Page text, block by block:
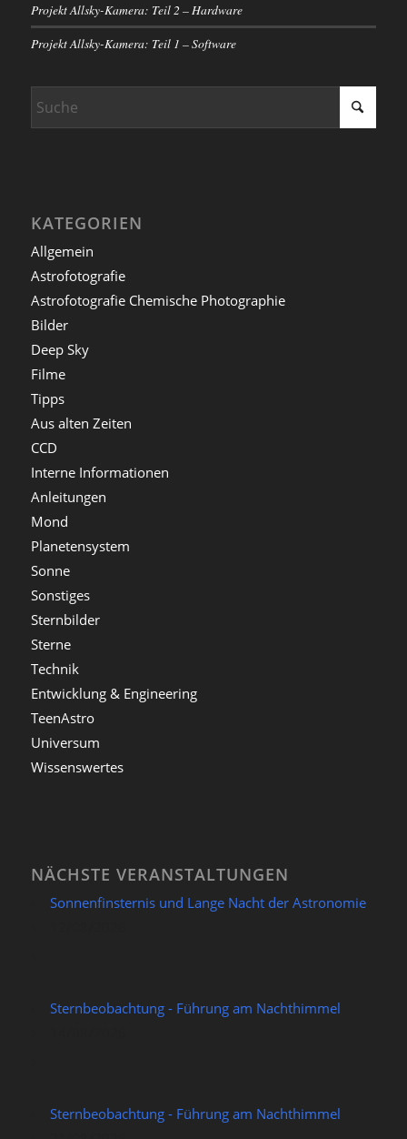
Projekt Allsky-Kamera: Teil 2 – Hardware
Projekt Allsky-Kamera: Teil 1 – Software
KATEGORIEN
Allgemein
Astrofotografie
Astrofotografie Chemische Photographie
Bilder
Deep Sky
Filme
Tipps
Aus alten Zeiten
CCD
Interne Informationen
Anleitungen
Mond
Planetensystem
Sonne
Sonstiges
Sternbilder
Sterne
Technik
Entwicklung & Engineering
TeenAstro
Universum
Wissenswertes
NÄCHSTE VERANSTALTUNGEN
Sonnenfinsternis und Lange Nacht der Astronomie
Sternbeobachtung - Führung am Nachthimmel
Sternbeobachtung - Führung am Nachthimmel